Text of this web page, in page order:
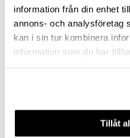
information från din enhet
annons- och analysföretag
kan i sin tur kombinera
information som du har
Tillåt
N5
511915
2,79 kr